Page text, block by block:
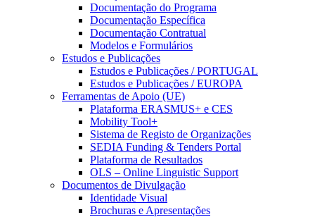
Documentação do Programa
Documentação Específica
Documentação Contratual
Modelos e Formulários
Estudos e Publicações
Estudos e Publicações / PORTUGAL
Estudos e Publicações / EUROPA
Ferramentas de Apoio (UE)
Plataforma ERASMUS+ e CES
Mobility Tool+
Sistema de Registo de Organizações
SEDIA Funding & Tenders Portal
Plataforma de Resultados
OLS – Online Linguistic Support
Documentos de Divulgação
Identidade Visual
Brochuras e Apresentações